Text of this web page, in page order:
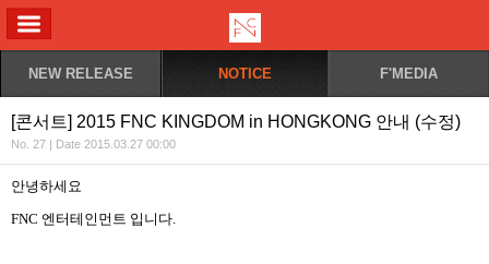
NEW RELEASE NOTICE F'MEDIA
[콘서트] 2015 FNC KINGDOM in HONGKONG 안내 (수정)
No. 27 | Date 2015.03.27 00:00
안녕하세요
FNC 엔터테인먼트 입니다